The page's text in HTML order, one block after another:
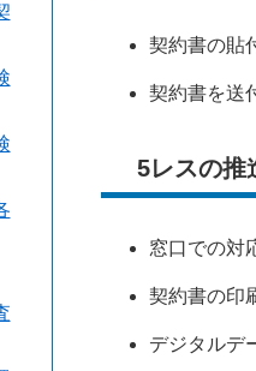
契約書の貼
契約書を送
5レスの推
窓口での対
契約書の印
デジタルデ